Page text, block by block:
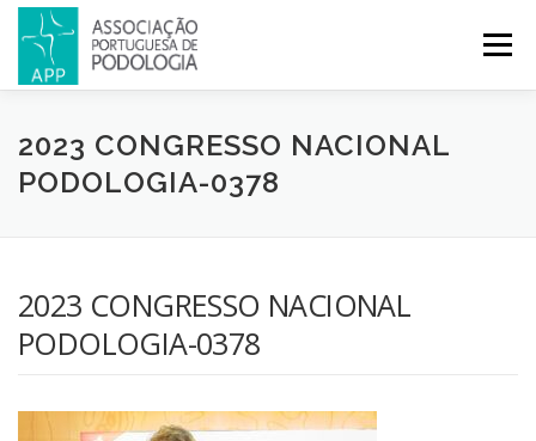
Menu
APP PODOLOGIA LICENCIATURA EM PODOLOGIA
CONGRESSOS REVISTA CONTACTOS
2023 CONGRESSO NACIONAL
PODOLOGIA-0378
2023 CONGRESSO NACIONAL
PODOLOGIA-0378